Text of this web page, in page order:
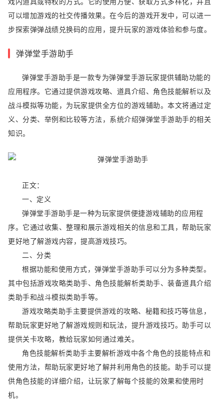
可以增加游戏的社交传播效果。在今后的游戏开发中，可以进一
步探索弹弹战绩兑换码的应用，提升玩家的游戏体验和参与度。
弹弹堂手游助手
弹弹堂手游助手是一款专为弹弹堂手游玩家提供辅助功能的
应用程序。它通过提供游戏攻略、道具介绍、角色技能解析以及
战斗模拟等功能，为玩家提供全方位的游戏辅助。本文将通过定
义、分类、举例和比较等方法，系统介绍弹弹堂手游助手的相关
知识。
正文：
一、定义
弹弹堂手游助手是一种为玩家提供便捷游戏辅助的应用程
序。它通过收集、整理和展示游戏相关的信息和工具，帮助玩家
更好地了解游戏内容，提高游戏技巧。
二、分类
根据功能和使用方式，弹弹堂手游助手可以分为多种类型。
其中包括游戏攻略类助手、角色技能解析类助手、装备道具介绍
类助手和战斗模拟类助手等。
游戏攻略类助手主要提供游戏的攻略、秘籍和技巧等信息，
帮助玩家更好地了解游戏规则和玩法，提升游戏技巧。助手可以
提供关卡攻略，教给玩家如何通过难关。
角色技能解析类助手主要解析游戏中各个角色的技能特点和
使用方法，帮助玩家更好地了解并利用角色的技能。助手可以提
供角色技能的详细介绍，让玩家了解每个技能的效果和使用时
机。